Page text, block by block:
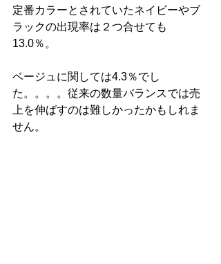
定番カラーとされていたネイビーやブ
ラックの出現率は２つ合せても
13.0％。
ベージュに関しては4.3％でし
た。。。。従来の数量バランスでは売
上を伸ばすのは難しかったかもしれま
せん。